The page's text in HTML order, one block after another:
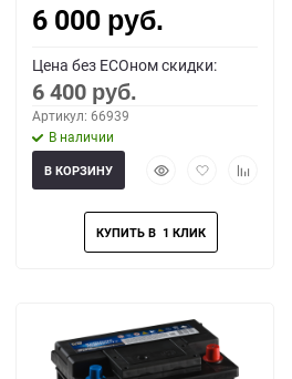
6 000 руб.
Цена без ECOном скидки:
6 400 руб.
Артикул: 66939
В наличии
БыстрыйДобавить
избранное
Добавить
В КОРЗИНУ